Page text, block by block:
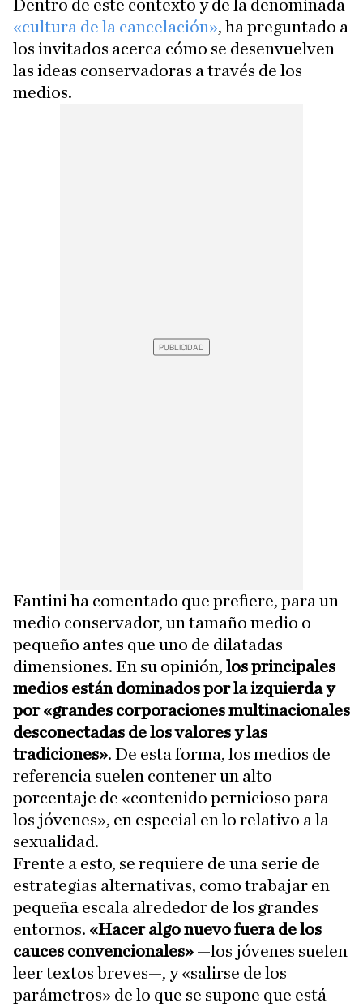
Dentro de este contexto y de la denominada
«cultura de la cancelación», ha preguntado a
los invitados acerca cómo se desenvuelven
las ideas conservadoras a través de los
medios.
Fantini ha comentado que prefiere, para un
medio conservador, un tamaño medio o
pequeño antes que uno de dilatadas
dimensiones. En su opinión, los principales
medios están dominados por la izquierda y
por «grandes corporaciones multinacionales
desconectadas de los valores y las
tradiciones». De esta forma, los medios de
referencia suelen contener un alto
porcentaje de «contenido pernicioso para
los jóvenes», en especial en lo relativo a la
sexualidad.
Frente a esto, se requiere de una serie de
estrategias alternativas, como trabajar en
pequeña escala alrededor de los grandes
entornos. «Hacer algo nuevo fuera de los
cauces convencionales» —los jóvenes suelen
leer textos breves—, y «salirse de los
parámetros» de lo que se supone que está